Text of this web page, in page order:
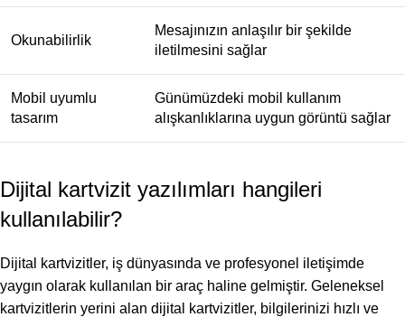
Okunabilirlik
Mesajınızın anlaşılır bir şekilde
iletilmesini sağlar
Mobil uyumlu
tasarım
Günümüzdeki mobil kullanım
alışkanlıklarına uygun görüntü sağlar
Dijital kartvizit yazılımları hangileri
kullanılabilir?
Dijital kartvizitler, iş dünyasında ve profesyonel iletişimde
yaygın olarak kullanılan bir araç haline gelmiştir. Geleneksel
kartvizitlerin yerini alan dijital kartvizitler, bilgilerinizi hızlı ve